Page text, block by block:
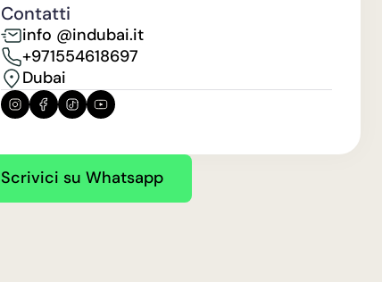
Contatti
info @indubai.it
+971554618697
Dubai
Scrivici su Whatsapp